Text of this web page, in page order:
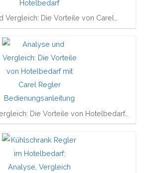
Vergleich: Die Vorteile von Carel…
Die Vorteile von Hotelbedarf…